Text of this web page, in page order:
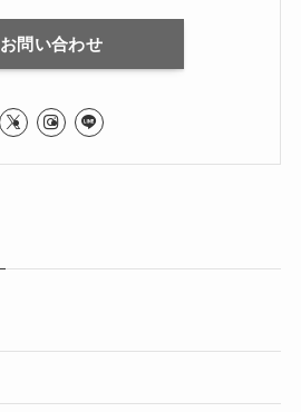
お問い合わせ